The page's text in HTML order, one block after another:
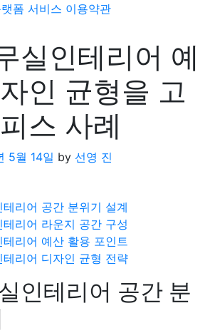
폼 서비스 이용약관
실인테리어 예
인 균형을 고
스 사례
5월 14일 by 선영 진
리어 공간 분위기 설계
리어 라운지 공간 구성
리어 예산 활용 포인트
테리어 디자인 균형 전략
인테리어 공간 분